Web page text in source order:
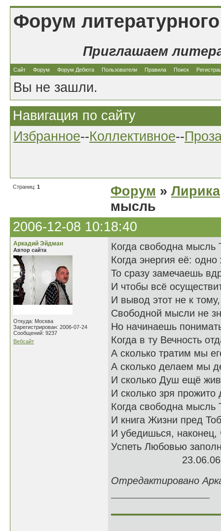
Форум
Приглашаем
Сайт Форум Форум Дебюта Пользователи Правила Поиск
Вы не зашли.
Навигация по сайту
Избранное--Коллективное--
Страниц: 1 Форум » Лирика
мысль
2006-12-08 10:18:40
Аркадий Эйдман
Автор сайта
Откуда: Москва
Зарегистрирован: 2006-07-24
Сообщений: 9237
Вебсайт
Когда свободна мысль
Когда энергия её:
То сразу замечаешь
И чтобы всё
И вывод этот не к
Свободной мысли не
Но начинаешь
Когда в ту Вечность
А сколько тратим мы
А сколько делаем мы
И сколько Душ ещё
И сколько зря
Когда свободна мысль
И книга Жизни пред
И убедишься, наконец,
Успеть Любовью
23.06.06
Отредактировано